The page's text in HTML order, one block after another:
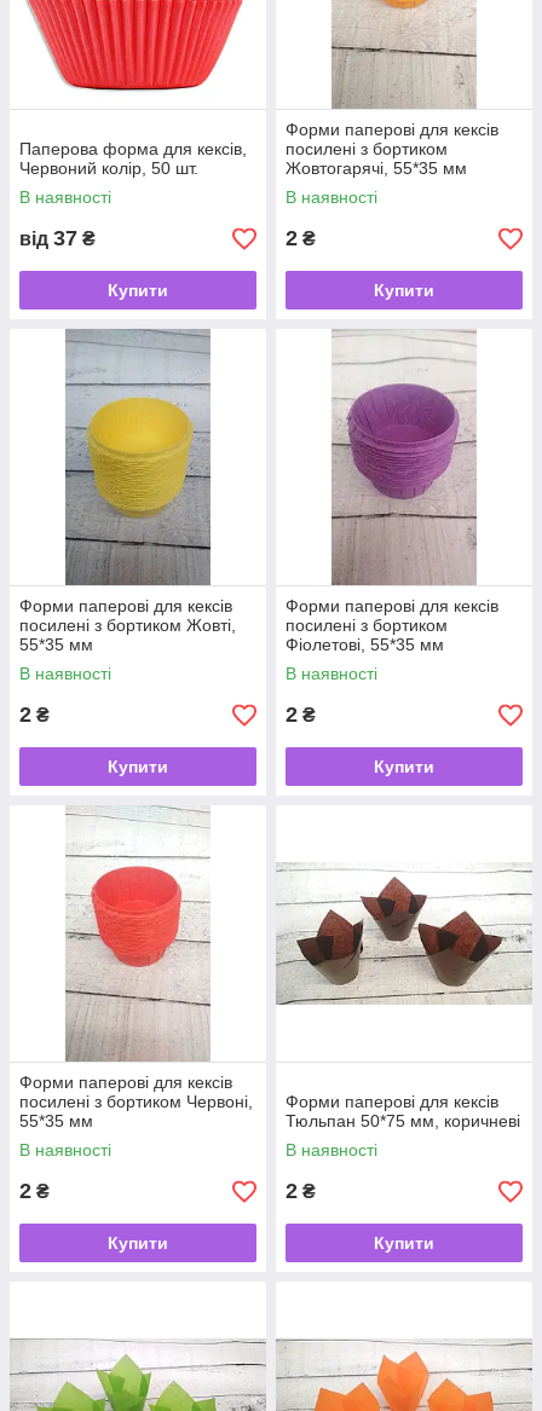
Паперова форма для кексів,
Червоний колір, 50 шт.
В наявності
від 37 ₴
Купити
Форми паперові для кексів
посилені з бортиком
Жовтогарячі, 55*35 мм
В наявності
2 ₴
Купити
Форми паперові для кексів
посилені з бортиком Жовті,
55*35 мм
В наявності
2 ₴
Купити
Форми паперові для кексів
посилені з бортиком
Фіолетові, 55*35 мм
В наявності
2 ₴
Купити
Форми паперові для кексів
посилені з бортиком Червоні,
55*35 мм
В наявності
2 ₴
Купити
Форми паперові для кексів
Тюльпан 50*75 мм, коричневі
В наявності
2 ₴
Купити